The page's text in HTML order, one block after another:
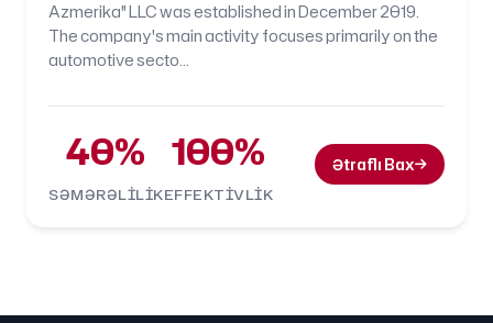
Azmerika" LLC was established in December 2019.
The company's main activity focuses primarily on the
automotive secto...
40%
SƏMƏRƏLILIK
100%
EFFEKTIVLIK
Ətraflı Bax